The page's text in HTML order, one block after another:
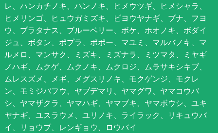
レ、ハンカチノキ、ハンノキ、ヒメウツギ、ヒメシャラ、
ヒメリンゴ、ヒュウガミズキ、ビヨウヤナギ、ブナ、フヨ
ウ、プラタナス、ブルーベリー、ボケ、ホオノキ、ボダイ
ジュ、ボタン、ポプラ、ポポー、マユミ、マルバノキ、マ
ルメロ、マンサク、ミズキ、ミズナラ、ミツマタ、ミヤギ
ノハギ、ムクゲ、ムクノキ、ムクロジ、ムラサキシキブ、
ムレスズメ、メギ、メグスリノキ、モクゲンジ、モクレ
ン、モミジバフウ、ヤブデマリ、ヤマグワ、ヤマコウバ
シ、ヤマザクラ、ヤマハギ、ヤマブキ、ヤマボウシ、ユキ
ヤナギ、ユスラウメ、ユリノキ、ライラック、リキュウバ
イ、リョウブ、レンギョウ、ロウバイ